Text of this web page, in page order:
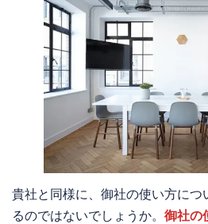
貴社と同様に、御社の使い方につ
るのではないでしょうか。 御社の